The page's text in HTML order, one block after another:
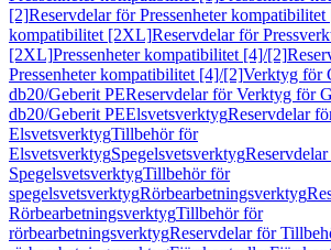
[2]Reservdelar för Pressenheter
kompatibilitet [2XL]Reservdelar för
[2XL]Pressenheter kompatibilitet [4]/[2]
Pressenheter kompatibilitet [4]/[2]Verktyg för
db20/Geberit PEReservdelar för Verktyg för
db20/Geberit PEElsvetsverktygReservdelar
ElsvetsverktygTillbehör för
ElsvetsverktygSpegelsvetsverktyg
SpegelsvetsverktygTillbehör för
spegelsvetsverktygRörbearbetningsverktyg
RörbearbetningsverktygTillbehör för
rörbearbetningsverktygReservdelar för